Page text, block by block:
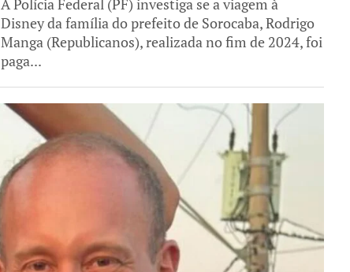
A Polícia Federal (PF) investiga se a viagem à
Disney da família do prefeito de Sorocaba, Rodrigo
Manga (Republicanos), realizada no fim de 2024, foi
paga...